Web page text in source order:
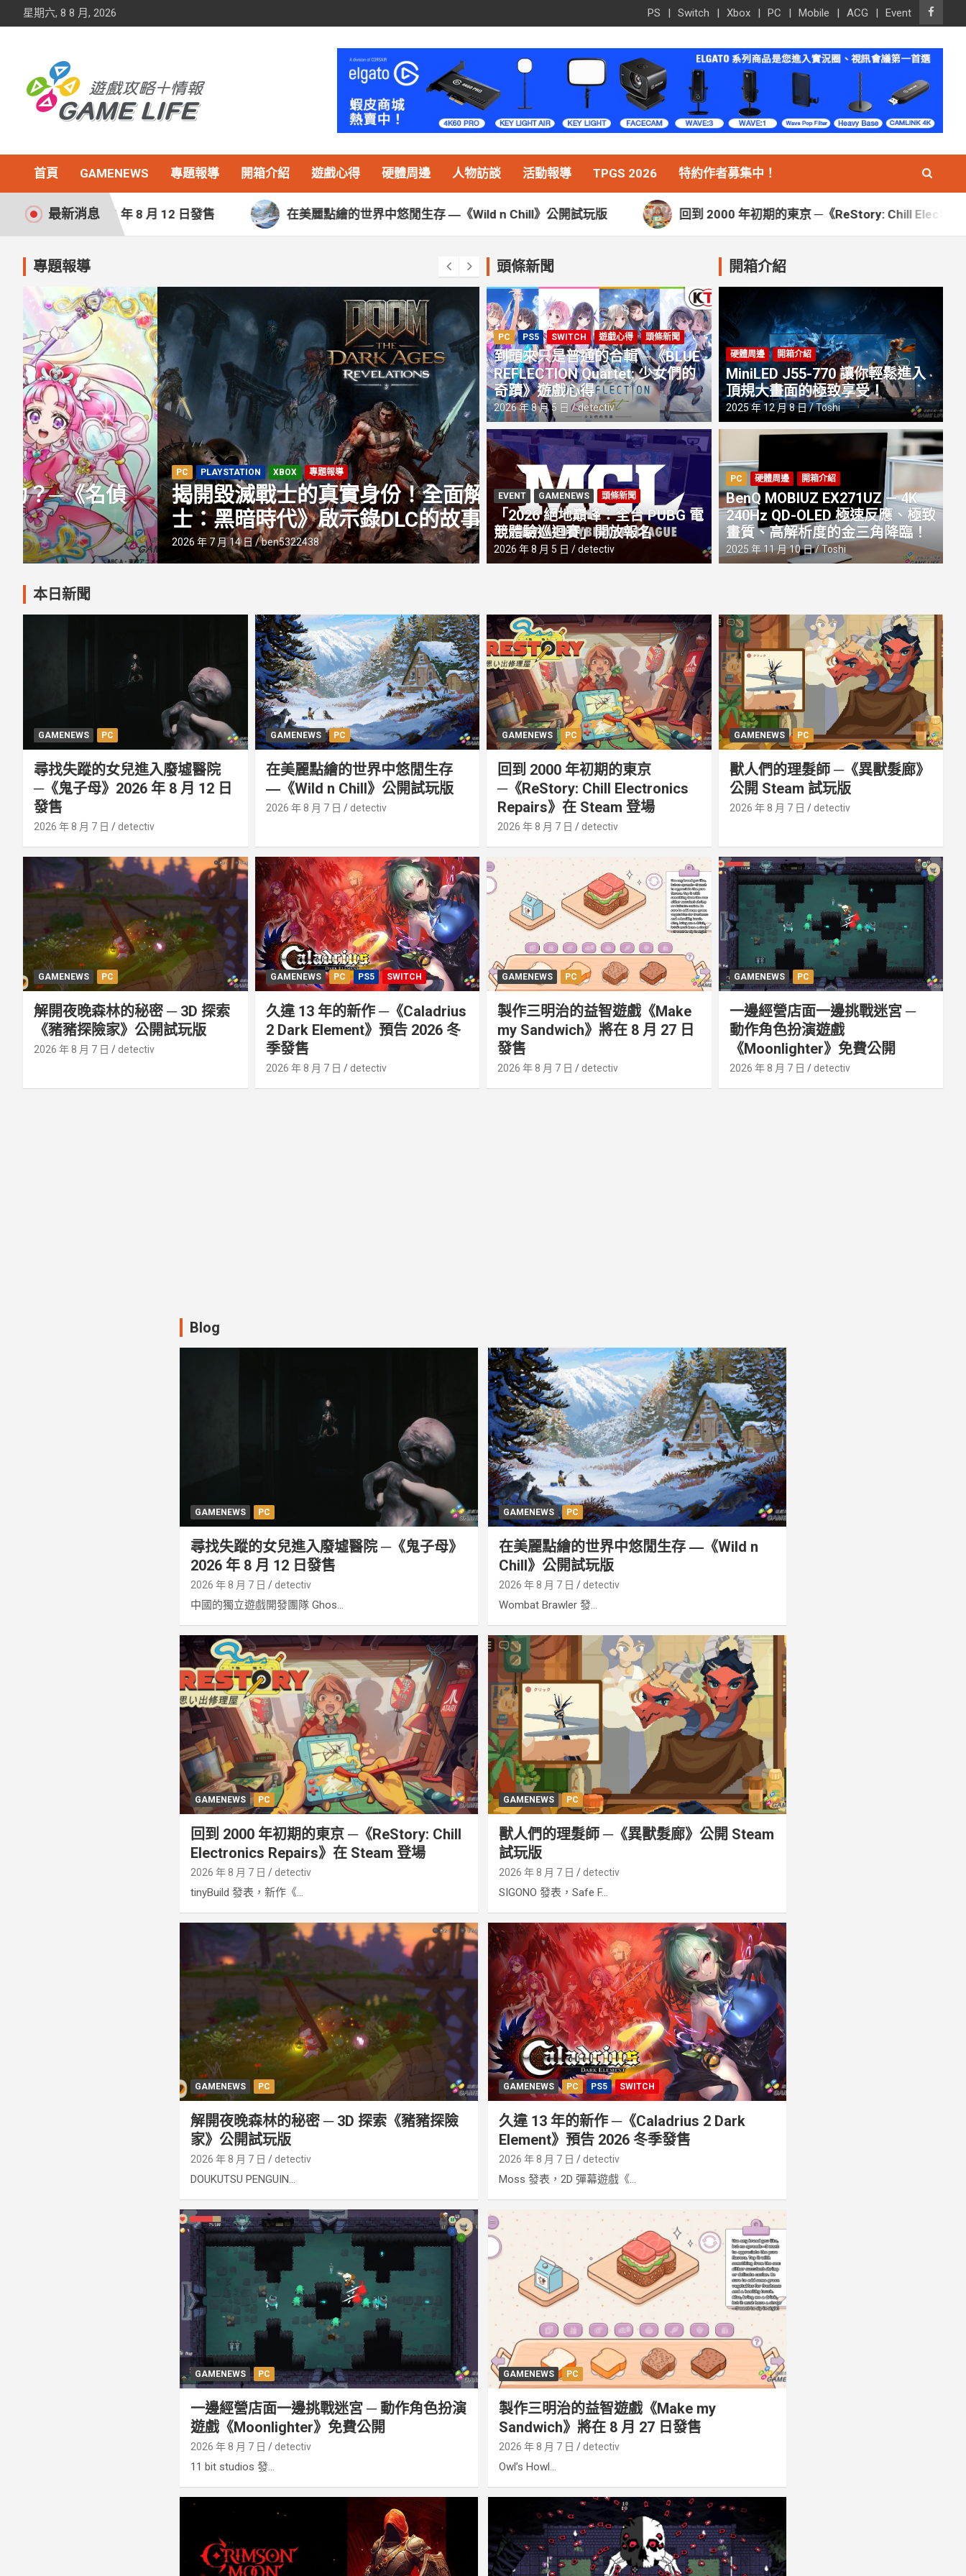
星期六, 8 8 月, 2026 PS Switch Xbox PC Mobile ACG Event
首頁 GAMENEWS 專題報導 開箱介紹 遊戲心得 硬體周邊 人物訪談 活動報導 TPGS 2026 特約作者募集中！
最新消息
年 8 月 12 日發售 在美麗點繪的世界中悠閒生存 ―《Wild n Chill》公開試玩版 回到 2000 年初期的東京 ─《ReStory: Chill Electronics Repairs》在
專題報導
PC PLAYSTATION XBOX 專題報導
揭開毀滅戰士的真實身份！全面解析《毀滅戰
士：黑暗時代》啟示錄DLC的故事
2026 年 7 月 14 日 ben5322438
PS5 XBOX SERIES S XBOX SERIES X 人物訪談 專題報導 遊戲心得
《空戰奇兵 8 希孚之翼》試玩報導 & 總監「河
野一聰」、製作人「下元學」聯訪報導
2026 年 6 月 29 日 detectiv
頭條新聞
PC PS5 SWITCH 遊戲心得 頭條新聞
到頭來只是普通的合輯 ─《BLUE
REFLECTION Quartet: 少女們的
奇蹟》遊戲心得
2026 年 8 月 5 日 detectiv
EVENT GAMENEWS 頭條新聞
「2026 絕地巔峰：全台 PUBG 電
競體驗巡迴賽」開放報名
2026 年 8 月 5 日 detectiv
開箱介紹
硬體周邊 開箱介紹
MiniLED J55-770 讓你輕鬆進入
頂規大畫面的極致享受！
2025 年 12 月 8 日 Toshi
PC 硬體周邊 開箱介紹
BenQ MOBIUZ EX271UZ — 4K
240Hz QD-OLED 極速反應、極致
畫質、高解析度的金三角降臨！
2025 年 11 月 10 日 Toshi
本日新聞
GAMENEWS PC
尋找失蹤的女兒進入廢墟醫院
─《鬼子母》2026 年 8 月 12 日
發售
2026 年 8 月 7 日 detectiv
GAMENEWS PC
在美麗點繪的世界中悠閒生存
―《Wild n Chill》公開試玩版
2026 年 8 月 7 日 detectiv
GAMENEWS PC
回到 2000 年初期的東京
─《ReStory: Chill Electronics
Repairs》在 Steam 登場
2026 年 8 月 7 日 detectiv
GAMENEWS PC
獸人們的理髮師 ─《異獸髮廊》
公開 Steam 試玩版
2026 年 8 月 7 日 detectiv
GAMENEWS PC
解開夜晚森林的秘密 ─ 3D 探索
《豬豬探險家》公開試玩版
2026 年 8 月 7 日 detectiv
GAMENEWS PC PS5 SWITCH
久違 13 年的新作 ─《Caladrius
2 Dark Element》預告 2026 冬
季發售
2026 年 8 月 7 日 detectiv
GAMENEWS PC
製作三明治的益智遊戲《Make
my Sandwich》將在 8 月 27 日
發售
2026 年 8 月 7 日 detectiv
GAMENEWS PC
一邊經營店面一邊挑戰迷宮 ─
動作角色扮演遊戲
《Moonlighter》免費公開
2026 年 8 月 7 日 detectiv
Blog
GAMENEWS PC
尋找失蹤的女兒進入廢墟醫院 ─《鬼子母》
2026 年 8 月 12 日發售
2026 年 8 月 7 日 detectiv
中國的獨立遊戲開發團隊 Ghos...
GAMENEWS PC
在美麗點繪的世界中悠閒生存 ―《Wild n
Chill》公開試玩版
2026 年 8 月 7 日 detectiv
Wombat Brawler 發...
GAMENEWS PC
回到 2000 年初期的東京 ─《ReStory: Chill
Electronics Repairs》在 Steam 登場
2026 年 8 月 7 日 detectiv
tinyBuild 發表，新作《...
GAMENEWS PC
獸人們的理髮師 ─《異獸髮廊》公開 Steam
試玩版
2026 年 8 月 7 日 detectiv
SIGONO 發表，Safe F...
GAMENEWS PC
解開夜晚森林的秘密 ─ 3D 探索《豬豬探險
家》公開試玩版
2026 年 8 月 7 日 detectiv
DOUKUTSU PENGUIN...
GAMENEWS PC PS5 SWITCH
久違 13 年的新作 ─《Caladrius 2 Dark
Element》預告 2026 冬季發售
2026 年 8 月 7 日 detectiv
Moss 發表，2D 彈幕遊戲《...
GAMENEWS PC
一邊經營店面一邊挑戰迷宮 ─ 動作角色扮演
遊戲《Moonlighter》免費公開
2026 年 8 月 7 日 detectiv
11 bit studios 發...
GAMENEWS PC
製作三明治的益智遊戲《Make my
Sandwich》將在 8 月 27 日發售
2026 年 8 月 7 日 detectiv
Owl’s Howl...